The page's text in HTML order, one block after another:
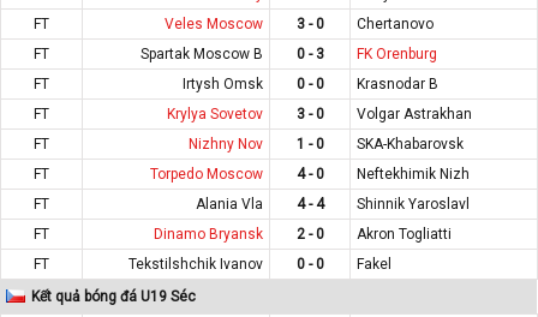
FT
Veles Moscow 3 - 0
Chertanovo
FT
Spartak Moscow B 0 - 3
FK Orenburg
FT
Irtysh Omsk 0 - 0
Krasnodar B
FT
Krylya Sovetov 3 - 0
Volgar Astrakhan
FT
Nizhny Nov 1 - 0
SKA-Khabarovsk
FT
Torpedo Moscow 4 - 0
Neftekhimik Nizh
FT
Alania Vla 4 - 4
Shinnik Yaroslavl
FT
Dinamo Bryansk 2 - 0
Akron Togliatti
FT
Tekstilshchik Ivanov 0 - 0
Fakel
Kết quả bóng đá U19 Séc